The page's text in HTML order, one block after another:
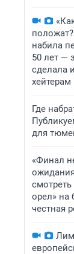
набила
50 лет —
сделала
хейтерам
Где
для
«Финал
орел» на
честная